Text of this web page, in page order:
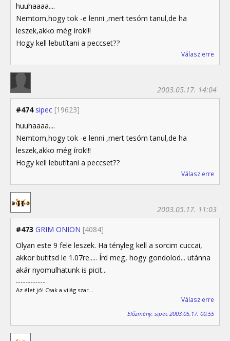
huuhaaaa....
Nemtom,hogy tok -e lenni ,mert tesóm tanul,de ha
leszek,akko még írok!!!
Hogy kell lebutítani a peccset??
Válasz erre
#474 sipec [19623]
2003.05.17. 14:04
huuhaaaa....
Nemtom,hogy tok -e lenni ,mert tesóm tanul,de ha
leszek,akko még írok!!!
Hogy kell lebutítani a peccset??
Válasz erre
#473 GRIM ONION [4084]
2003.05.17. 11:03
Olyan este 9 fele leszek. Ha tényleg kell a sorcim cuccai,
akkor butitsd le 1.07re..... Írd meg, hogy gondolod... utánna
akár nyomulhatunk is picit...
Az élet jó! Csak a világ szar...
Válasz erre
Előzmény: sipec 2003.05.17. 00:55